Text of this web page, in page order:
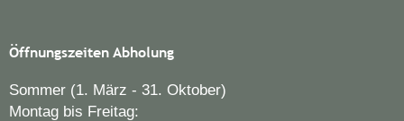
Öffnungszeiten Abholung
Sommer (1. März - 31. Oktober)
Montag bis Freitag: